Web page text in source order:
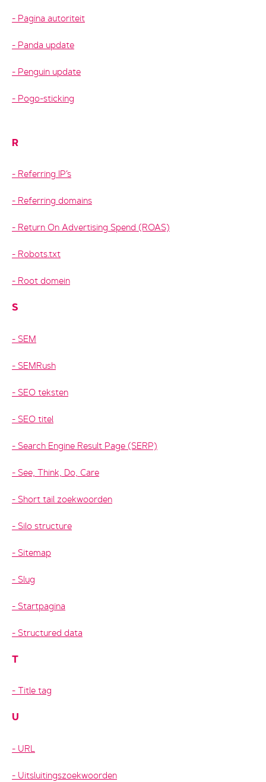
Pagina autoriteit
Panda update
Penguin update
Pogo-sticking
R
Referring IP’s
Referring domains
Return On Advertising Spend (ROAS)
Robots.txt
Root domein
S
SEM
SEMRush
SEO teksten
SEO titel
Search Engine Result Page (SERP)
See, Think, Do, Care
Short tail zoekwoorden
Silo structure
Sitemap
Slug
Startpagina
Structured data
T
Title tag
U
URL
Uitsluitingszoekwoorden